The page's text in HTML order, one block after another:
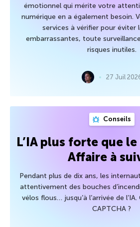
émotionnel qui mérite votre
numérique en a également besoin.
services à vérifier pour éviter
embarrassantes, toute
risques inutiles.
27 Juil
Conseils
L’IA plus forte que le
Affaire à
Pendant plus de dix ans, les
attentivement des bouches
vélos flous… jusqu’à l’arrivée de
CAPTCHA ?